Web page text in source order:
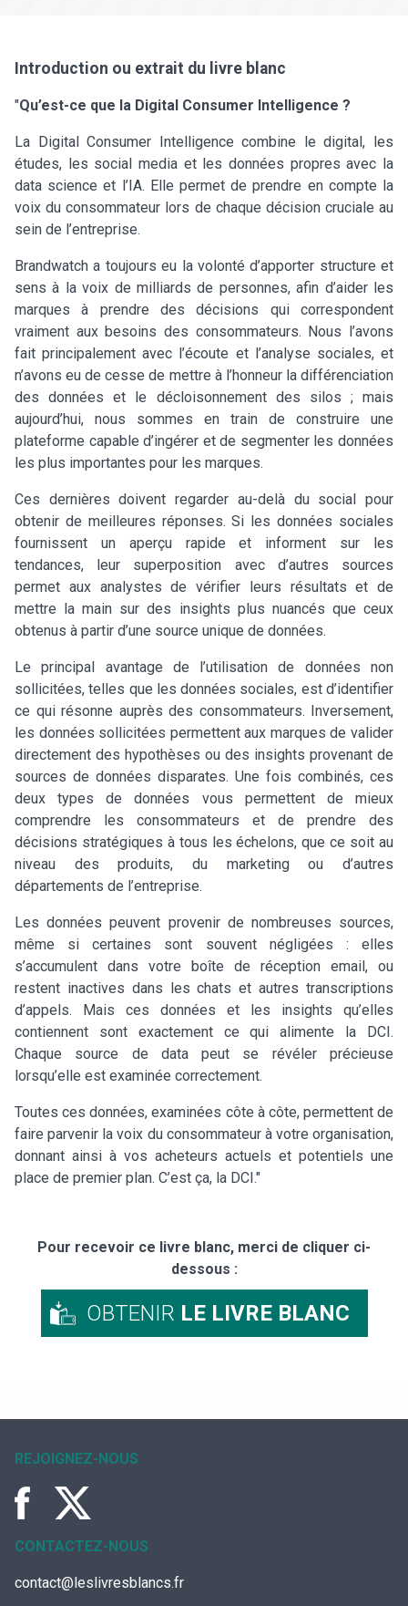
Introduction ou extrait du livre blanc
"Qu’est-ce que la Digital Consumer Intelligence ?
La Digital Consumer Intelligence combine le digital, les
études, les social media et les données propres avec la
data science et l’IA. Elle permet de prendre en compte la
voix du consommateur lors de chaque décision cruciale au
sein de l’entreprise.
Brandwatch a toujours eu la volonté d’apporter structure et
sens à la voix de milliards de personnes, afin d’aider les
marques à prendre des décisions qui correspondent
vraiment aux besoins des consommateurs. Nous l’avons
fait principalement avec l’écoute et l’analyse sociales, et
n’avons eu de cesse de mettre à l’honneur la différenciation
des données et le décloisonnement des silos ; mais
aujourd’hui, nous sommes en train de construire une
plateforme capable d’ingérer et de segmenter les données
les plus importantes pour les marques.
Ces dernières doivent regarder au-delà du social pour
obtenir de meilleures réponses. Si les données sociales
fournissent un aperçu rapide et informent sur les
tendances, leur superposition avec d’autres sources
permet aux analystes de vérifier leurs résultats et de
mettre la main sur des insights plus nuancés que ceux
obtenus à partir d’une source unique de données.
Le principal avantage de l’utilisation de données non
sollicitées, telles que les données sociales, est d’identifier
ce qui résonne auprès des consommateurs. Inversement,
les données sollicitées permettent aux marques de valider
directement des hypothèses ou des insights provenant de
sources de données disparates. Une fois combinés, ces
deux types de données vous permettent de mieux
comprendre les consommateurs et de prendre des
décisions stratégiques à tous les échelons, que ce soit au
niveau des produits, du marketing ou d’autres
départements de l’entreprise.
Les données peuvent provenir de nombreuses sources,
même si certaines sont souvent négligées : elles
s’accumulent dans votre boîte de réception email, ou
restent inactives dans les chats et autres transcriptions
d’appels. Mais ces données et les insights qu’elles
contiennent sont exactement ce qui alimente la DCI.
Chaque source de data peut se révéler précieuse
lorsqu’elle est examinée correctement.
Toutes ces données, examinées côte à côte, permettent de
faire parvenir la voix du consommateur à votre organisation,
donnant ainsi à vos acheteurs actuels et potentiels une
place de premier plan. C’est ça, la DCI."
Pour recevoir ce livre blanc, merci de cliquer ci-
dessous :
OBTENIR LE LIVRE BLANC
REJOIGNEZ-NOUS
CONTACTEZ-NOUS
contact@leslivresblancs.fr